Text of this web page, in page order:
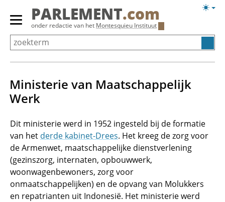
Overslaan
Primair
menu
tonen/verbergen
PARLEMENT.com
onder redactie van het Montesquieu Instituut
Ministerie van Maatschappelijk
Werk
Dit ministerie werd in 1952 ingesteld bij de formatie
van het derde kabinet-Drees. Het kreeg de zorg voor
de Armenwet, maatschappelijke dienstverlening
(gezinszorg, internaten, opbouwwerk,
woonwagenbewoners, zorg voor
onmaatschappelijken) en de opvang van Molukkers
en repatrianten uit Indonesië. Het ministerie werd